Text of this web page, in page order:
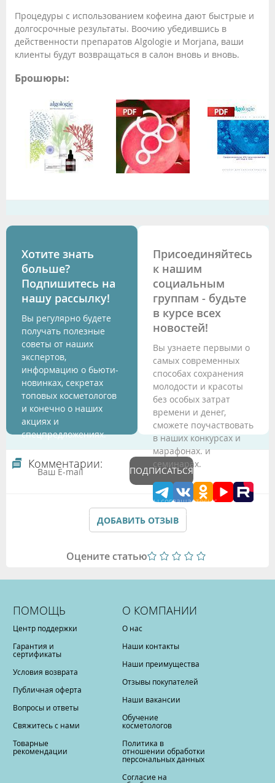
Процедуры с использованием кофеина дают быстрые и
долгосрочные результаты. Воочию убедившись в
действенности препаратов Algologie и Morjana, ваши
клиенты будут возвращаться в салон вновь и вновь.
Брошюры:
Хотите знать
больше?
Подпишитесь на
нашу рассылку!
Вы регулярно будете
получать полезные
советы от наших
экспертов,
информацию о бьюти-
новинках, секретах
топовых косметологов
и конечно о наших
акциях и
спецпредложениях.
ПОДПИСАТЬСЯ
Подтверждая данные формы Вы соглашаетесь с
Политикой обработки персональных данных
Присоединяйтесь
к нашим
социальным
группам - будьте
в курсе всех
новостей!
Вы узнаете первыми о
самых современных
способах сохранения
молодости и красоты
без особых затрат
времени и денег,
сможете поучаствовать
в наших конкурсах и
марафонах. и
семинарах.
Комментарии:
ДОБАВИТЬ ОТЗЫВ
Оцените статью
ПОМОЩЬ
Центр поддержки
Гарантия и
сертификаты
Условия возврата
Публичная оферта
Вопросы и ответы
Свяжитесь с нами
Товарные
рекомендации
О КОМПАНИИ
О нас
Наши контакты
Наши преимущества
Отзывы покупателей
Наши вакансии
Обучение
косметологов
Политика в
отношении обработки
персональных данных
Согласие на